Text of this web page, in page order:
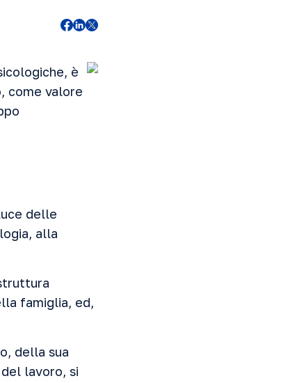
è
come valore
delle
alla
famiglia, ed,
della sua
lavoro, si